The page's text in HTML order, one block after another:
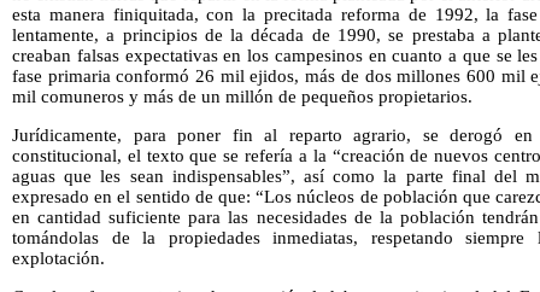
esta manera finiquitada, con la precitada reforma de 1992, la
lentamente, a principios de la década de 1990, se prestaba a
creaban falsas expectativas en los campesinos en cuanto a que se
fase primaria conformó 26 mil ejidos, más de dos millones 600 mil
mil comuneros y más de un millón de pequeños propietarios.
Jurídicamente, para poner fin al reparto agrario, se derogó
constitucional, el texto que se refería a la “creación de nuevos
aguas que les sean indispensables”, así como la parte final del
expresado en el sentido de que: “Los núcleos de población que
en cantidad suficiente para las necesidades de la población
tomándolas de la propiedades inmediatas, respetando
explotación.